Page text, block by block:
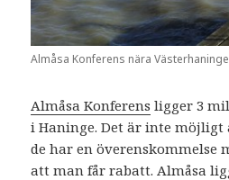
Almåsa Konferens nära
Almåsa Konferens ligger 3
i Haninge. Det är inte
de har en överenskommelse
att man får rabatt. Almåsa